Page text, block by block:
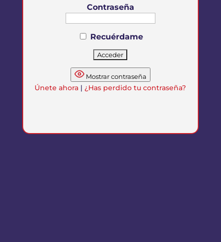
Contraseña
Recuérdame
Mostrar contraseña
Únete ahora | ¿Has perdido tu contraseña?